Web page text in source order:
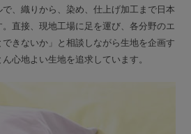
、織りから、染め、仕上げ加工まで日本
直接、現地工場に足を運び、各分野のエ
きないか」と相談しながら生地を企画す
心地よい生地を追求しています。